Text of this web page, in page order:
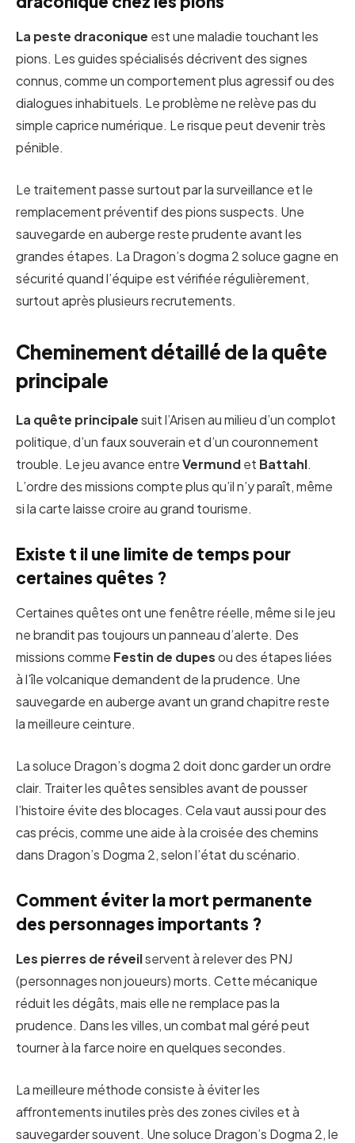
La peste draconique est une maladie touchant les
pions. Les guides spécialisés décrivent des signes
connus, comme un comportement plus agressif ou des
dialogues inhabituels. Le problème ne relève pas du
simple caprice numérique. Le risque peut devenir très
pénible.
Le traitement passe surtout par la surveillance et le
remplacement préventif des pions suspects. Une
sauvegarde en auberge reste prudente avant les
grandes étapes. La Dragon’s dogma 2 soluce gagne en
sécurité quand l’équipe est vérifiée régulièrement,
surtout après plusieurs recrutements.
Cheminement détaillé de la quête
principale
La quête principalesuit l’Arisen au milieu d’un complot
politique, d’un faux souverain et d’un couronnement
trouble. Le jeu avance entreVermundet Battahl.
L’ordre des missions compte plus qu’il n’y paraît, même
si la carte laisse croire au grand tourisme.
Existe t il une limite de temps pour
certaines quêtes ?
Certaines quêtes ont une fenêtre réelle, même si le jeu
ne brandit pas toujours un panneau d’alerte. Des
missions comme Festin de dupesou des étapes liées
à l’île volcanique demandent de la prudence. Une
sauvegarde en auberge avant un grand chapitre reste
la meilleure ceinture.
La soluce Dragon’s dogma 2 doit donc garder un ordre
clair. Traiter les quêtes sensibles avant de pousser
l’histoire évite des blocages. Cela vaut aussi pour des
cas précis, comme une aide à la croisée des chemins
dans Dragon’s Dogma 2, selon l’état du scénario.
Comment éviter la mort permanente
des personnages importants ?
Les pierres de réveilservent à relever des PNJ
(personnages non joueurs) morts. Cette mécanique
réduit les dégâts, mais elle ne remplace pas la
prudence. Dans les villes, un combat mal géré peut
tourner à la farce noire en quelques secondes.
La meilleure méthode consiste à éviter les
affrontements inutiles près des zones civiles et à
sauvegarder souvent. Une soluce Dragon’s Dogma 2, le